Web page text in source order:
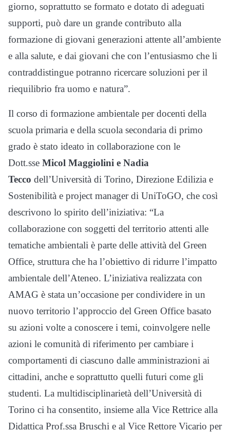
giorno, soprattutto se formato e dotato di adeguati
supporti, può dare un grande contributo alla
formazione di giovani generazioni attente all’ambiente
e alla salute, e dai giovani che con l’entusiasmo che li
contraddistingue potranno ricercare soluzioni per il
riequilibrio fra uomo e natura”.
Il corso di formazione ambientale per docenti della
scuola primaria e della scuola secondaria di primo
grado è stato ideato in collaborazione con le
Dott.sse Micol Maggiolini e Nadia
Tecco dell’Università di Torino, Direzione Edilizia e
Sostenibilità e project manager di UniToGO, che così
descrivono lo spirito dell’iniziativa: “La
collaborazione con soggetti del territorio attenti alle
tematiche ambientali è parte delle attività del Green
Office, struttura che ha l’obiettivo di ridurre l’impatto
ambientale dell’Ateneo. L’iniziativa realizzata con
AMAG è stata un’occasione per condividere in un
nuovo territorio l’approccio del Green Office basato
su azioni volte a conoscere i temi, coinvolgere nelle
azioni le comunità di riferimento per cambiare i
comportamenti di ciascuno dalle amministrazioni ai
cittadini, anche e soprattutto quelli futuri come gli
studenti. La multidisciplinarietà dell’Università di
Torino ci ha consentito, insieme alla Vice Rettrice alla
Didattica Prof.ssa Bruschi e al Vice Rettore Vicario per